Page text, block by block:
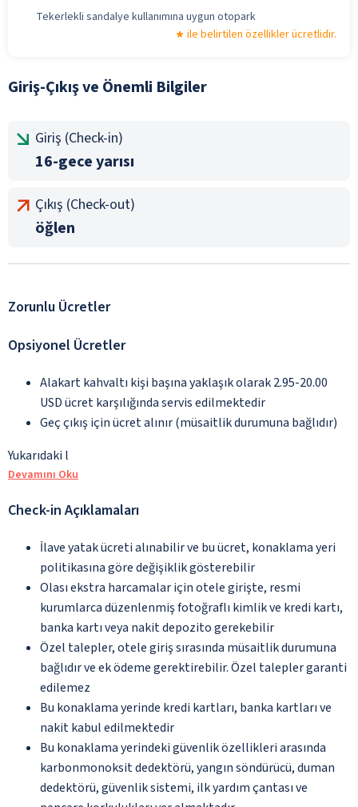
Tekerlekli sandalye kullanımına uygun otopark
ile belirtilen özellikler ücretlidir.
Giriş-Çıkış ve Önemli Bilgiler
Giriş (Check-in)
16-gece yarısı
Çıkış (Check-out)
öğlen
Zorunlu Ücretler
Opsiyonel Ücretler
Alakart kahvaltı kişi başına yaklaşık olarak 2.95-20.00
USD ücret karşılığında servis edilmektedir
Geç çıkış için ücret alınır (müsaitlik durumuna bağlıdır)
Yukarıdaki l
Devamını Oku
Check-in Açıklamaları
İlave yatak ücreti alınabilir ve bu ücret, konaklama yeri
politikasına göre değişiklik gösterebilir
Olası ekstra harcamalar için otele girişte, resmi
kurumlarca düzenlenmiş fotoğraflı kimlik ve kredi kartı,
banka kartı veya nakit depozito gerekebilir
Özel talepler, otele giriş sırasında müsaitlik durumuna
bağlıdır ve ek ödeme gerektirebilir. Özel talepler garanti
edilemez
Bu konaklama yerinde kredi kartları, banka kartları ve
nakit kabul edilmektedir
Bu konaklama yerindeki güvenlik özellikleri arasında
karbonmonoksit dedektörü, yangın söndürücü, duman
dedektörü, güvenlik sistemi, ilk yardım çantası ve